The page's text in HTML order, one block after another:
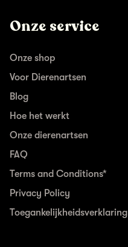
Onze service
Onze shop
Voor Dierenartsen
Blog
Hoe het werkt
Onze dierenartsen
FAQ
Terms and Conditions*
Privacy Policy
Toegankelijkheidsverklaring